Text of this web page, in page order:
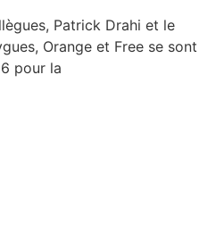
Patrick Drahi et le
Orange et Free se sont
pour la